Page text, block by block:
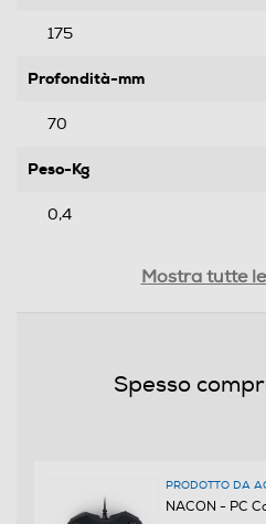
175
Profondità-mm
70
Peso-Kg
0,4
Informazioni sulla sicurezza del
Mostra tutte
Spesso
PRODOTTO DA
NACON - PC